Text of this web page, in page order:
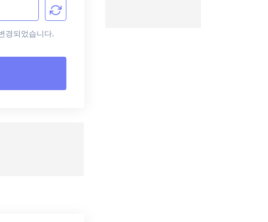
경되었습니다.